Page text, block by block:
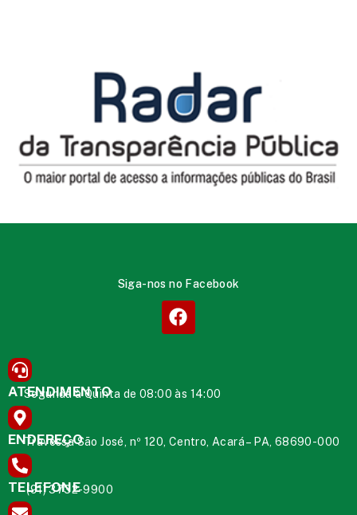
Siga-nos no Facebook
ATENDIMENTO
Segunda à Quinta de 08:00 às 14:00
ENDEREÇO
Travessa São José, nº 120, Centro, Acará – PA, 68690-000
TELEFONE
(91) 3732-9900